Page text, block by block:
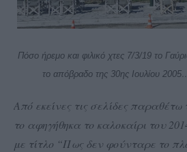
Πόσο ήρεμο και φιλικό χτες 7/3/19 το
το απόβραδο της 30ης Ιουλίου
Από εκείνες τις σελίδες παραθέτω
το αφηγήθηκα το καλοκαίρι του
με τίτλο “Πως δεν φούνταρε το